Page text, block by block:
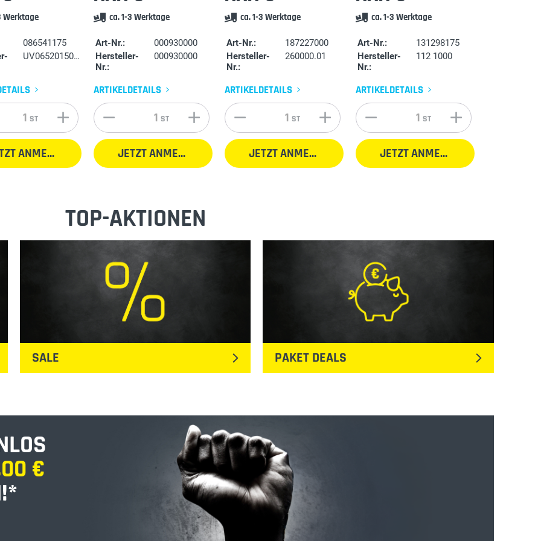
Werktage
086541175
UV0652015010
ST
JETZT ANMELDEN
ca. 1-3 Werktage
Art-Nr.:
000930000
Hersteller-
Nr.:
000930000
ARTIKELDETAILS
ST
JETZT ANMELDEN
ca. 1-3 Werktage
Art-Nr.:
187227000
Hersteller-
Nr.:
260000.01
ARTIKELDETAILS
ST
JETZT ANMELDEN
ca. 1-3 Werktage
Art-Nr.:
131298175
Hersteller-
Nr.:
112 1000
ARTIKELDETAILS
ST
JETZT ANMELDEN
TOP-AKTIONEN
SALE PAKET DEALS
€